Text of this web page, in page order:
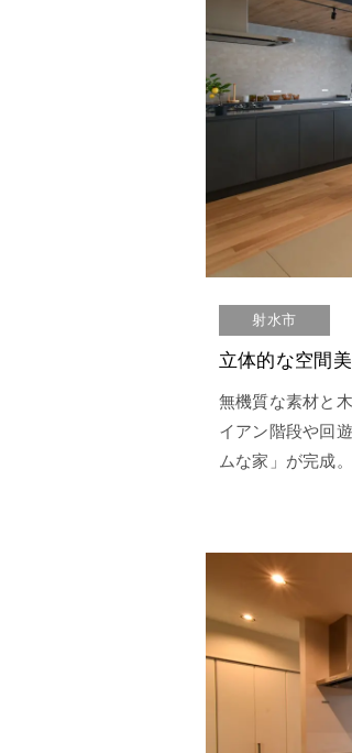
射水市
無機質な素材と
イアン階段や回
ムな家」が完成。